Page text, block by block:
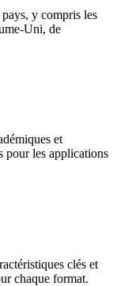
y compris les
Uni, de
et
pour les applications
clés et
chaque format.